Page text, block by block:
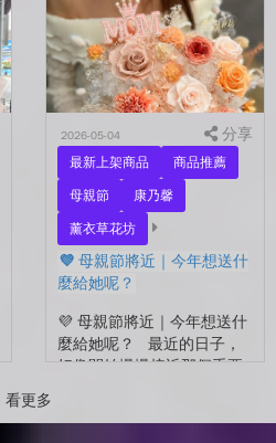
花束，笑著紀錄這段重要的
時光🤍 一路走到現在，一
定有很多不容易。 熬過考
試...
2026-05-04 分享
最新上架商品
商品推薦
母親節
康乃馨
薰衣草花坊
💜 母親節將近｜今年想送什
麼給她呢？
💜 母親節將近｜今年想送什
麼給她呢？ 最近的日子，
好像開始慢慢接近那個重要
看更多